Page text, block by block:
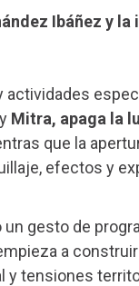
Ibáñez y
actividades
y Mitra, apaga la
que la
efectos y
gesto de
a
y tensiones